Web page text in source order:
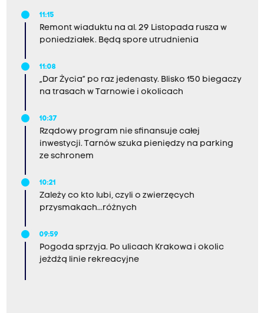
11:15
Remont wiaduktu na al. 29 Listopada rusza w
poniedziałek. Będą spore utrudnienia
11:08
„Dar Życia” po raz jedenasty. Blisko 150 biegaczy
na trasach w Tarnowie i okolicach
10:37
Rządowy program nie sfinansuje całej
inwestycji. Tarnów szuka pieniędzy na parking
ze schronem
10:21
Zależy co kto lubi, czyli o zwierzęcych
przysmakach...różnych
09:59
Pogoda sprzyja. Po ulicach Krakowa i okolic
jeżdżą linie rekreacyjne